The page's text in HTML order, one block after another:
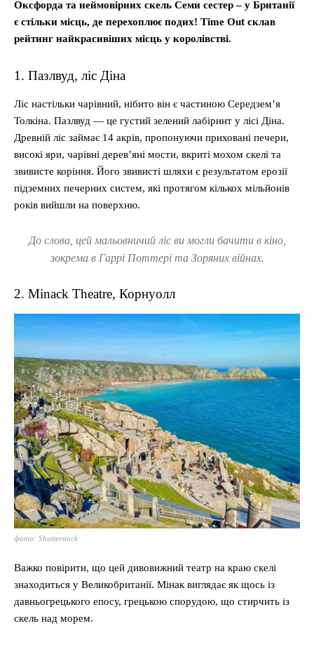
Оксфорда та неймовірних скель Семи сестер – у Британії
є стільки місць, де перехоплює подих! Time Out склав
рейтинг найкрасивіших місць у королівстві.
1. Пазлвуд, ліс Діна
Ліс настільки чарівний, нібито він є частиною Середзем’я
Толкіна. Пазлвуд — це густий зелений лабіринт у лісі Діна.
Древній ліс займає 14 акрів, пропонуючи приховані печери,
високі яри, чарівні дерев’яні мости, вкриті мохом скелі та
звивисте коріння. Його звивисті шляхи є результатом ерозії
підземних печерних систем, які протягом кількох мільйонів
років вийшли на поверхню.
До слова, цей мальовничий ліс ви могли бачити в кіно,
зокрема в Гаррі Поттері та Зоряних війнах.
2. Minack Theatre, Корнуолл
фото: Shutterstock
Важко повірити, що цей дивовижний театр на краю скелі
знаходиться у Великобританії. Мінак виглядає як щось із
давньогрецького епосу, грецькою спорудою, що стирчить із
скель над морем.